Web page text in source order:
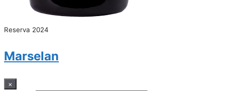
Reserva 2024
Marselan
×